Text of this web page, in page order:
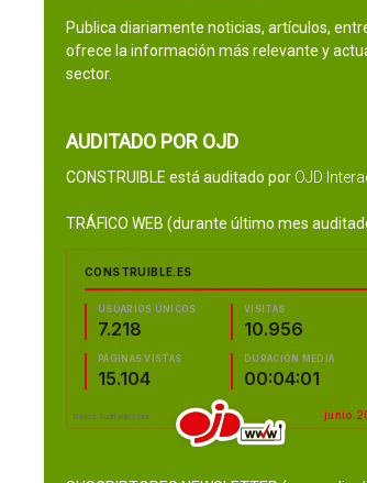
Publica diariamente noticias, artículos,
ofrece la información más relevante y
sector.
AUDITADO POR OJD
CONSTRUIBLE está auditado por OJD
TRÁFICO WEB (durante último mes